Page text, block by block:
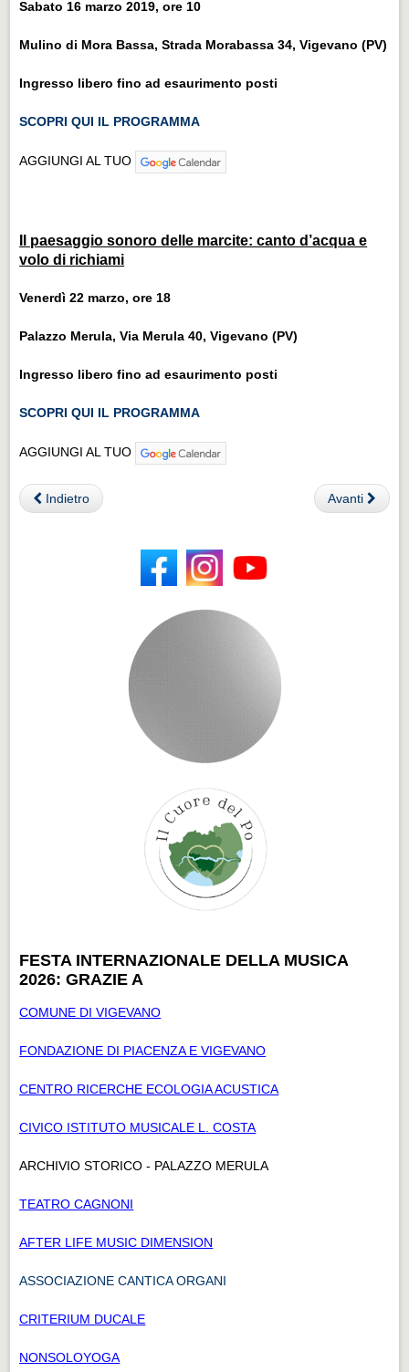
Sabato 16 marzo 2019, ore 10
Mulino di Mora Bassa, Strada Morabassa 34, Vigevano (PV)
Ingresso libero fino ad esaurimento posti
SCOPRI QUI IL PROGRAMMA
AGGIUNGI AL TUO
Il paesaggio sonoro delle marcite: canto d’acqua e
volo di richiami
Venerdì 22 marzo, ore 18
Palazzo Merula, Via Merula 40, Vigevano (PV)
Ingresso libero fino ad esaurimento posti
SCOPRI QUI IL PROGRAMMA
AGGIUNGI AL TUO
Indietro Avanti
FESTA INTERNAZIONALE DELLA MUSICA
2026: GRAZIE A
COMUNE DI VIGEVANO
FONDAZIONE DI PIACENZA E VIGEVANO
CENTRO RICERCHE ECOLOGIA ACUSTICA
CIVICO ISTITUTO MUSICALE L. COSTA
ARCHIVIO STORICO - PALAZZO MERULA
TEATRO CAGNONI
AFTER LIFE MUSIC DIMENSION
ASSOCIAZIONE CANTICA ORGANI
CRITERIUM DUCALE
NONSOLOYOGA